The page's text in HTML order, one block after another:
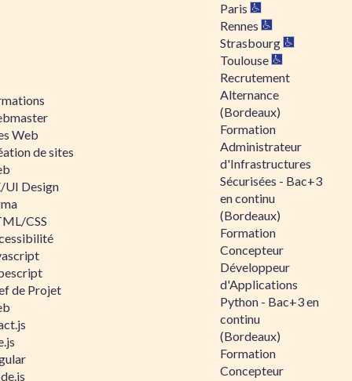
Web
de sites
UI Design
CSS
de Projet
Paris
Rennes
Strasbourg
Toulouse
Recrutement
Alternance
(Bordeaux)
Formation
Administrateur
d'Infrastructures
Sécurisées - Bac+3
en continu
(Bordeaux)
Formation
Concepteur
Développeur
d'Applications
Python - Bac+3 en
continu
(Bordeaux)
Formation
Concepteur